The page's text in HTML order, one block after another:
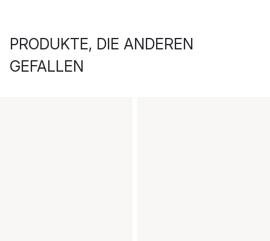
PRODUKTE, DIE ANDEREN
GEFALLEN